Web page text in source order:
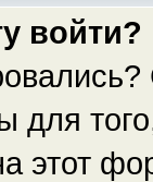
войти?
для
этот